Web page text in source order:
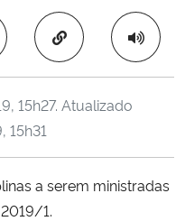
e Comunicações
Copiar para área
15h27. Atualizado
a serem ministradas
1.